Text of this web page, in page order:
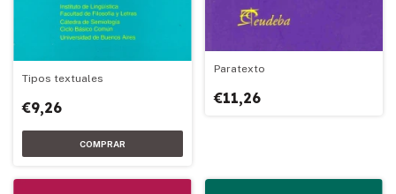
Tipos textuales
€9,26
Paratexto
€11,26